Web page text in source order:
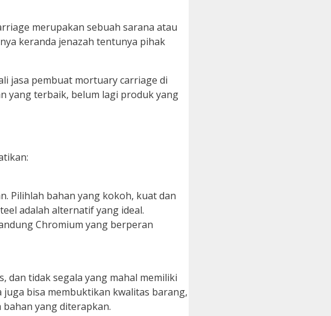
merupakan sebuah sarana atau
keranda jenazah tentunya pihak
jasa pembuat mortuary carriage di
yang terbaik, belum lagi produk yang
Pilihlah bahan yang kokoh, kuat dan
adalah alternatif yang ideal.
Chromium yang berperan
dan tidak segala yang mahal memiliki
bisa membuktikan kwalitas barang,
yang diterapkan.